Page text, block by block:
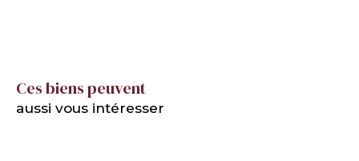
Ces biens peuvent
aussi vous intéresser